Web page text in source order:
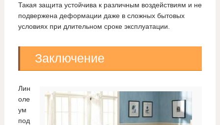
Такая защита устойчива к различным воздействиям и не
подвержена деформации даже в сложных бытовых
условиях при длительном сроке эксплуатации.
Заключение
Лин
оле
ум
под